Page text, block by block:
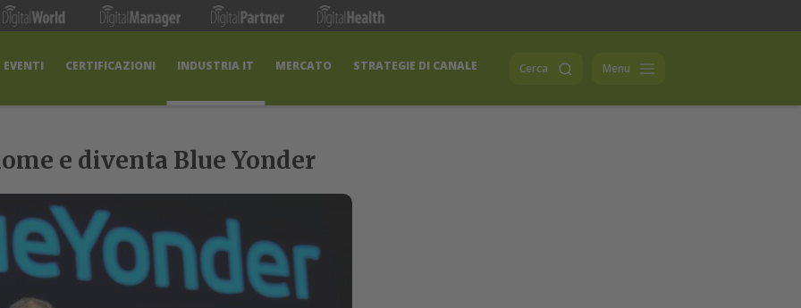
EVENTI CERTIFICAZIONI INDUSTRIA IT MERCATO STRATEGIE DI CANALE Cerca Menu
e diventa Blue Yonder